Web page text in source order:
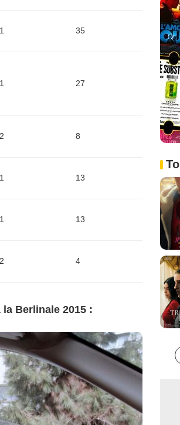
1 35
1 27
2 8
1 13
1 13
2 4
Berlinale 2015 :